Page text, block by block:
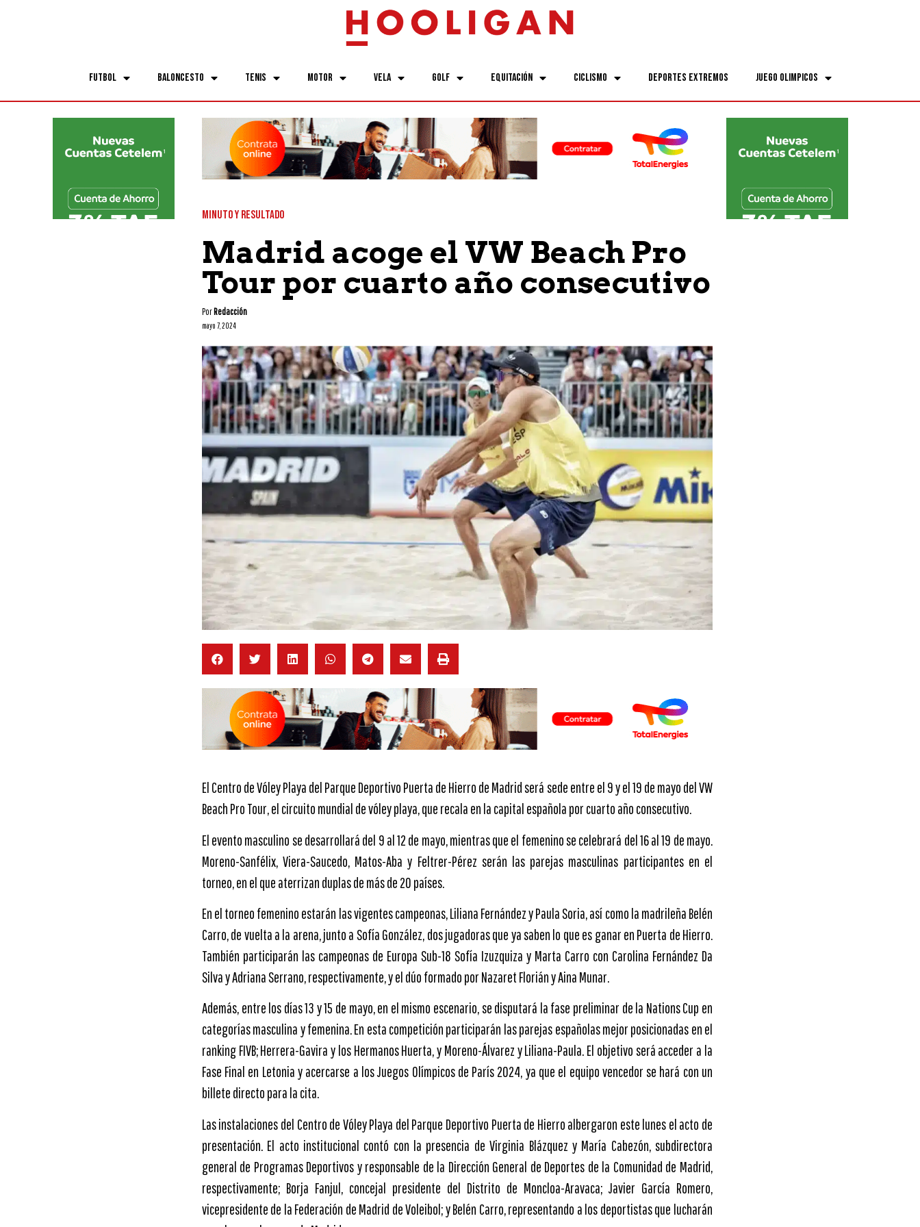
Futbol Baloncesto Tenis Motor Vela Golf Equitación Ciclismo Deportes Extremos Juego Olimpicos
MINUTO Y RESULTADO
Madrid acoge el VW Beach Pro
Tour por cuarto año consecutivo
PorRedacción
mayo 7, 2024
El Centro de Vóley Playa del Parque Deportivo Puerta de Hierro de Madrid será sede entre el 9 y el 19 de mayo del VW
Beach Pro Tour, el circuito mundial de vóley playa, que recala en la capital española por cuarto año consecutivo.
El evento masculino se desarrollará del 9 al 12 de mayo, mientras que el femenino se celebrará del 16 al 19 de mayo.
Moreno-Sanfélix, Viera-Saucedo, Matos-Aba y Feltrer-Pérez serán las parejas masculinas participantes en el
torneo, en el que aterrizan duplas de más de 20 países.
En el torneo femenino estarán las vigentes campeonas, Liliana Fernández y Paula Soria, así como la madrileña Belén
Carro, de vuelta a la arena, junto a Sofía González, dos jugadoras que ya saben lo que es ganar en Puerta de Hierro.
También participarán las campeonas de Europa Sub-18 Sofía Izuzquiza y Marta Carro con Carolina Fernández Da
Silva y Adriana Serrano, respectivamente, y el dúo formado por Nazaret Florián y Aina Munar.
Además, entre los días 13 y 15 de mayo, en el mismo escenario, se disputará la fase preliminar de la Nations Cup en
categorías masculina y femenina. En esta competición participarán las parejas españolas mejor posicionadas en el
ranking FIVB; Herrera-Gavira y los Hermanos Huerta, y Moreno-Álvarez y Liliana-Paula. El objetivo será acceder a la
Fase Final en Letonia y acercarse a los Juegos Olímpicos de París 2024, ya que el equipo vencedor se hará con un
billete directo para la cita.
Las instalaciones del Centro de Vóley Playa del Parque Deportivo Puerta de Hierro albergaron este lunes el acto de
presentación. El acto institucional contó con la presencia de Virginia Blázquez y María Cabezón, subdirectora
general de Programas Deportivos y responsable de la Dirección General de Deportes de la Comunidad de Madrid,
respectivamente; Borja Fanjul, concejal presidente del Distrito de Moncloa-Aravaca; Javier García Romero,
vicepresidente de la Federación de Madrid de Voleibol; y Belén Carro, representando a los deportistas que lucharán